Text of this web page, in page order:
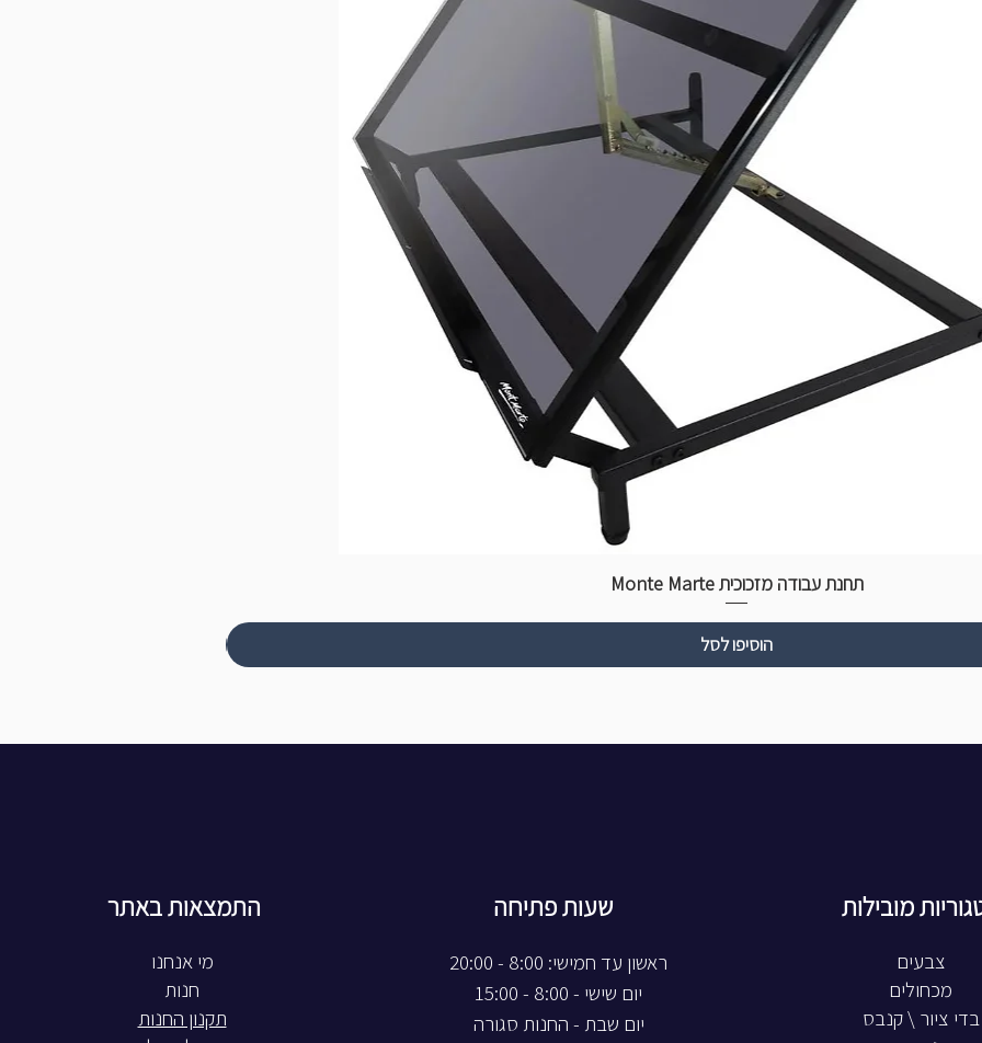
תחנת עבודה מזכוכית Monte Marte
הוסיפו לסל
התמצאות באתר
חנות
תקנון החנות
שעות פתיחה
ראשון עד חמישי: 8:00 - 20:00
יום שישי - 8:00 - 15:00
יום שבת - החנות סגורה
מובילות
צבעים
מכחולים
בדי ציור \ קנבס